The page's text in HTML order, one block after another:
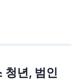
청년, 범인